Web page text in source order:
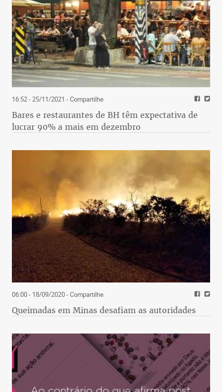
16:52 - 25/11/2021 - Compartilhe
Bares e restaurantes de BH têm expectativa de
lucrar 90% a mais em dezembro
06:00 - 18/09/2020- Compartilhe
Queimadas em Minas desafiam as autoridades